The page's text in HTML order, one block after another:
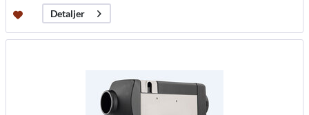
Detaljer